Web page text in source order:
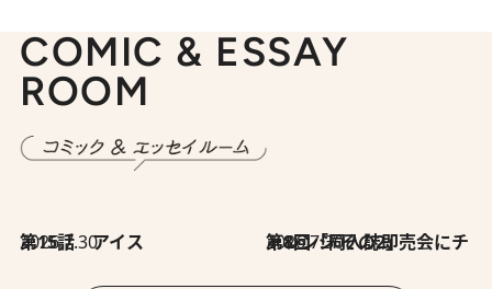
COMIC & ESSAY
ROOM
2026.7.30
第15話 アイス 2026.7.30
第8回「同人誌即売会にチャレンジ その2」